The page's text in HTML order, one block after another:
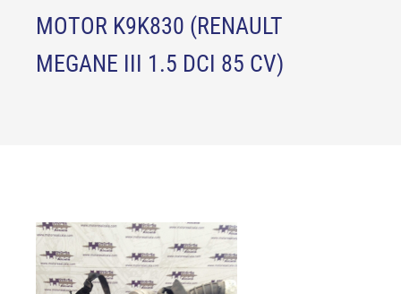
MOTOR K9K830 (RENAULT
MEGANE III 1.5 DCI 85 CV)